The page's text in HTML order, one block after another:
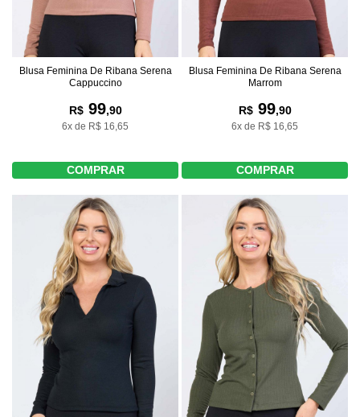
Blusa Feminina De Ribana Serena
Cappuccino
R$99,90
6x de R$ 16,65
COMPRAR
Blusa Feminina De Ribana Serena
Marrom
R$99,90
6x de R$ 16,65
COMPRAR